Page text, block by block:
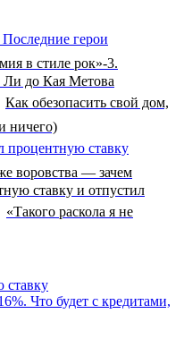
в стиле рок»-3.
до Кая Метова
Как обезопасить свой дом,
ничего)
воровства — зачем
ставку и отпустил
«Такого раскола я не
Что будет с кредитами,